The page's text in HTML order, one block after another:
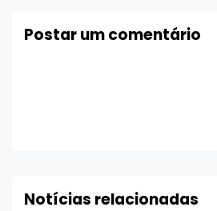
Postar um comentário
Notícias relacionadas